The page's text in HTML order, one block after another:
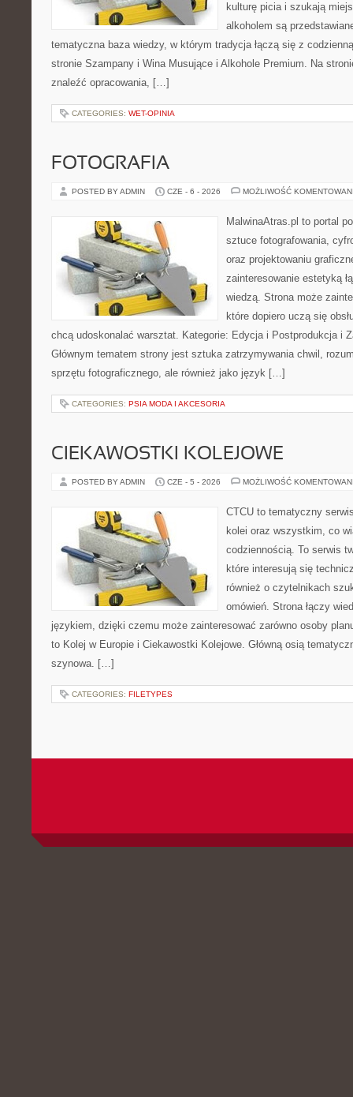
kulturę picia i szukają
alkoholem są
tematyczna baza wiedzy, w którym tradycja łączą się z
stronie Szampany i Wina Musujące i Alkohole Premium. Na
znaleźć opracowania, […]
CATEGORIES: WET-OPINIA
FOTOGRAFIA
POSTED BY ADMIN CZE - 6 - 2026 MOŻLIWOŚĆ
MalwinaAtras.pl to portal
sztuce fotografowania,
oraz projektowaniu
zainteresowanie estetyką
wiedzą. Strona może
które dopiero uczą się
chcą udoskonalać warsztat. Kategorie: Edycja i Postprodukcja i
Głównym tematem strony jest sztuka zatrzymywania chwil,
sprzętu fotograficznego, ale również jako język […]
CATEGORIES: PSIA MODA I AKCESORIA
CIEKAWOSTKI KOLEJOWE
POSTED BY ADMIN CZE - 5 - 2026 MOŻLIWOŚĆ
CTCU to tematyczny
kolei oraz wszystkim, co
codziennością. To serwis
które interesują się
również o czytelnikach
omówień. Strona łączy
językiem, dzięki czemu może zainteresować zarówno osoby
to Kolej w Europie i Ciekawostki Kolejowe. Główną osią
szynowa. […]
CATEGORIES: FILETYPES